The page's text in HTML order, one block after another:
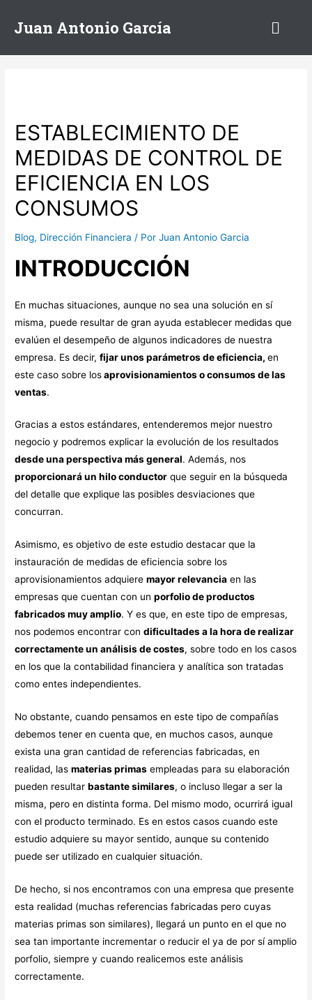
Juan Antonio García
ESTABLECIMIENTO DE
MEDIDAS DE CONTROL DE
EFICIENCIA EN LOS
CONSUMOS
Blog, Dirección Financiera / PorJuan Antonio Garcia
INTRODUCCIÓN
En muchas situaciones, aunque no sea una solución en sí
misma, puede resultar de gran ayuda establecer medidas que
evalúen el desempeño de algunos indicadores de nuestra
empresa. Es decir,fijar unos parámetros de eficiencia,en
este caso sobre losaprovisionamientos o consumos de las
ventas.
Gracias a estos estándares, entenderemos mejor nuestro
negocio y podremos explicar la evolución de los resultados
desde una perspectiva más general. Además, nos
proporcionará un hilo conductor que seguir en la búsqueda
del detalle que explique las posibles desviaciones que
concurran.
Asimismo, es objetivo de este estudio destacar que la
instauración de medidas de eficiencia sobre los
aprovisionamientos adquieremayor relevancia en las
empresas que cuentan con unporfolio de productos
fabricados muy amplio. Y es que, en este tipo de empresas,
nos podemos encontrar condificultades a la hora de realizar
correctamente un análisis de costes, sobre todo en los casos
en los que la contabilidad financiera y analítica son tratadas
como entes independientes.
No obstante, cuando pensamos en este tipo de compañías
debemos tener en cuenta que, en muchos casos, aunque
exista una gran cantidad de referencias fabricadas, en
realidad, lasmaterias primas empleadas para su elaboración
pueden resultarbastante similares, o incluso llegar a ser la
misma, pero en distinta forma. Del mismo modo, ocurrirá igual
con el producto terminado. Es en estos casos cuando este
estudio adquiere su mayor sentido, aunque su contenido
puede ser utilizado en cualquier situación.
De hecho, si nos encontramos con una empresa que presente
esta realidad (muchas referencias fabricadas pero cuyas
materias primas son similares), llegará un punto en el que no
sea tan importante incrementar o reducir el ya de por sí amplio
porfolio, siempre y cuando realicemos este análisis
correctamente.